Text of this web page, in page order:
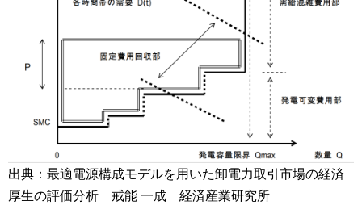
出典：最適電源構成モデルを用いた卸電力取引市場の経済
厚生の評価分析 戒能 一成 経済産業研究所